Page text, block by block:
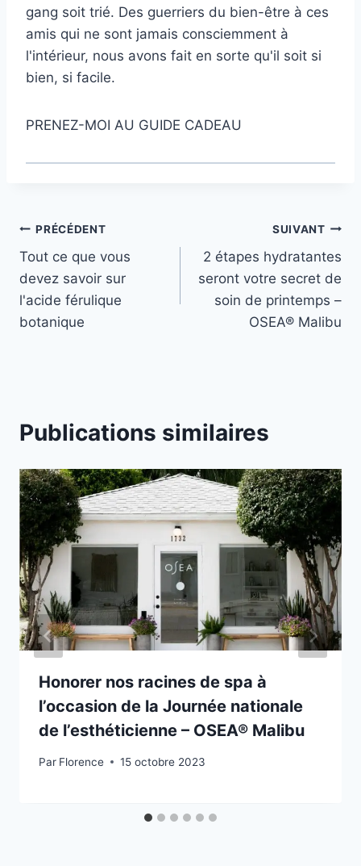
gang soit trié. Des guerriers du bien-être à ces
amis qui ne sont jamais consciemment à
l'intérieur, nous avons fait en sorte qu'il soit si
bien, si facile.
PRENEZ-MOI AU GUIDE CADEAU
Navigation
de
l’article
PRÉCÉDENT
Tout ce que vous
devez savoir sur
l'acide férulique
botanique
SUIVANT
2 étapes hydratantes
seront votre secret de
soin de printemps –
OSEA® Malibu
Publications similaires
Honorer nos racines de spa à
l’occasion de la Journée nationale
de l’esthéticienne – OSEA® Malibu
Par Florence 15 octobre 2023